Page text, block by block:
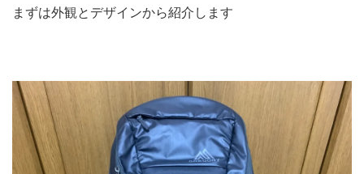
まずは外観とデザインから紹介します